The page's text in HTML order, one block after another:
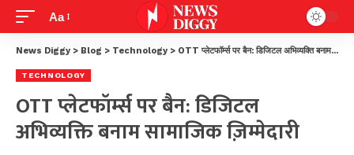
Aa
News Diggy > Blog > Technology > OTT प्लेटफॉर्म्स पर बैन: डिजिटल अभिव्यक्ति बनाम सामाजिक ज़िम्मेदारी
TECHNOLOGY
OTT प्लेटफॉर्म्स पर बैन: डिजिटल
अभिव्यक्ति बनाम सामाजिक ज़िम्मेदारी